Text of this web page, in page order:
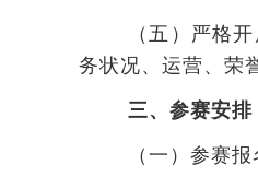
（五）严格
务状况、运营、荣
三、参赛安排
（一）参赛报